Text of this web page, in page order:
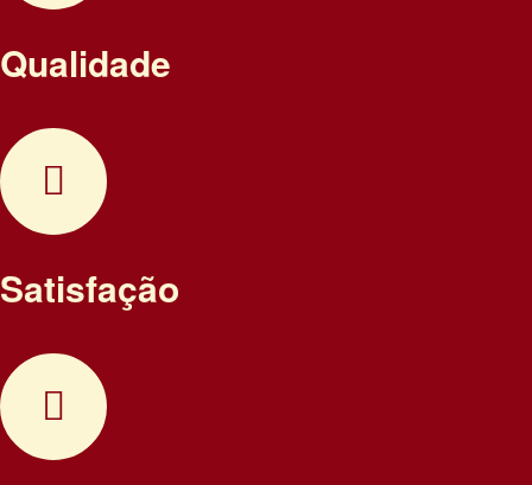
Qualidade
Satisfação